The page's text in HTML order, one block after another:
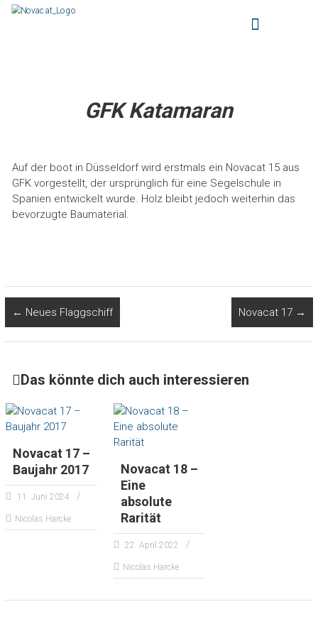
ZumNOVACAT KATAMARANE
GFK Katamaran
Auf der boot in Düsseldorf wird erstmals ein Novacat 15 aus
GFK vorgestellt, der ursprünglich für eine Segelschule in
Spanien entwickelt wurde. Holz bleibt jedoch weiterhin das
bevorzugte Baumaterial.
← Neues Flaggschiff Novacat 17 →
Das könnte dich auch interessieren
Novacat 17 –
Baujahr 2017
11. Juni 2024
Nicolas Harcke
Novacat 18 –
Eine
absolute
Rarität
22. April 2022
Nicolas Harcke